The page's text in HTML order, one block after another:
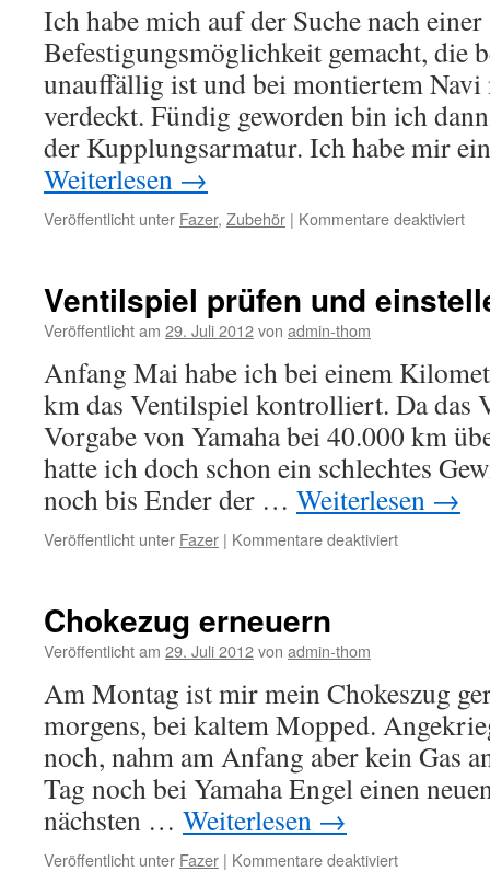
Ich habe mich auf der Suche nach einer
Befestigungsmöglichkeit gemacht, die
unauffällig ist und bei montiertem
verdeckt. Fündig geworden bin ich
der Kupplungsarmatur. Ich habe mir
Weiterlesen →
Veröffentlicht unter Fazer, Zubehör | Kommentare deaktiviertfür
Ventilspiel prüfen und
Veröffentlicht am 29. Juli 2012von admin-thom
Anfang Mai habe ich bei einem
km das Ventilspiel kontrolliert. Da das
Vorgabe von Yamaha bei 40.000 km
hatte ich doch schon ein schlechtes
noch bis Ender der … Weiterlesen →
Veröffentlicht unter Fazer | Kommentare deaktiviertfür
Chokezug erneuern
Veröffentlicht am 29. Juli 2012von admin-thom
Am Montag ist mir mein Chokeszug
morgens, bei kaltem Mopped.
noch, nahm am Anfang aber kein Gas
Tag noch bei Yamaha Engel einen
nächsten … Weiterlesen →
Veröffentlicht unter Fazer | Kommentare deaktiviertfür